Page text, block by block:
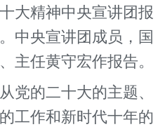
大精神中央宣讲团报
中央宣讲团成员，国
主任黄守宏作报告。
的二十大的主题、
工作和新时代十年的